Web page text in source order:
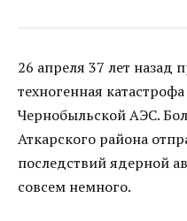
26 апреля 37 лет назад
техногенная
Чернобыльской АЭС.
Аткарского района
последствий ядерной
совсем немного.